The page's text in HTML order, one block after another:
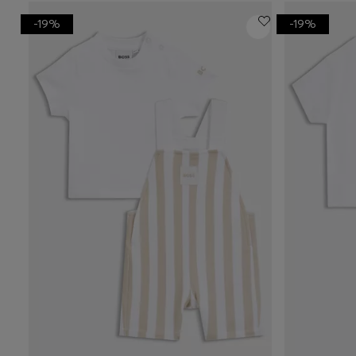
-19% -19%